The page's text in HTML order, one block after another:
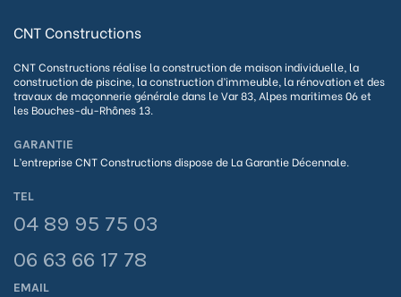
CNT Constructions
CNT Constructions réalise la construction de maison individuelle, la
construction de piscine, la construction d’immeuble, la rénovation et des
travaux de maçonnerie générale dans le Var 83, Alpes maritimes 06 et
les Bouches-du-Rhônes 13.
GARANTIE
L’entreprise CNT Constructions dispose de La Garantie Décennale.
TEL
04 89 95 75 03
06 63 66 17 78
EMAIL